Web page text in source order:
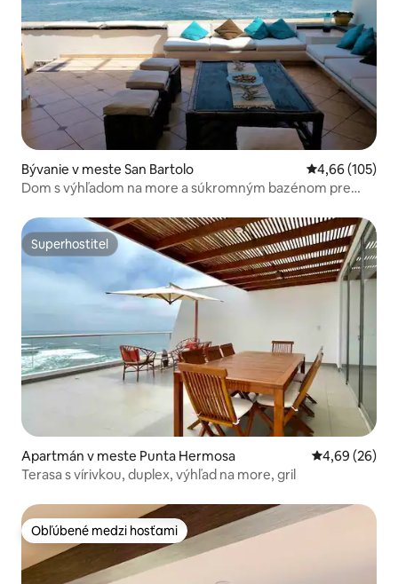
Bývanie v meste San Bartolo Priemerné
4,66 (105)
Dom s výhľadom na more a súkromným bazénom pre
Superhostiteľ
Superhostiteľ
Apartmán v meste Punta Hermosa Priemerné
4,69 (26)
Terasa s vírivkou, duplex, výhľad na more, gril
Obľúbené medzi hosťami
Obľúbené medzi hosťami